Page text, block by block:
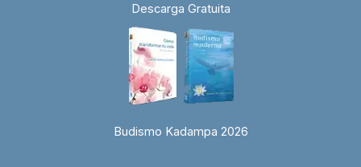
Descarga Gratuita
Budismo Kadampa 2026